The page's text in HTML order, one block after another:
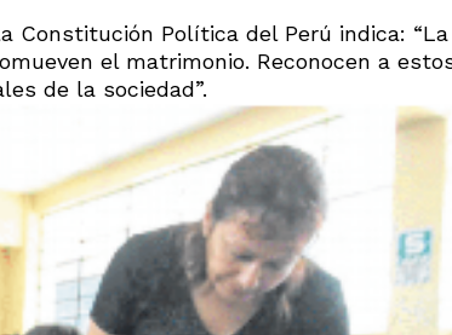
Constitución Política del Perú indica: “La
el matrimonio. Reconocen a
de la sociedad”.